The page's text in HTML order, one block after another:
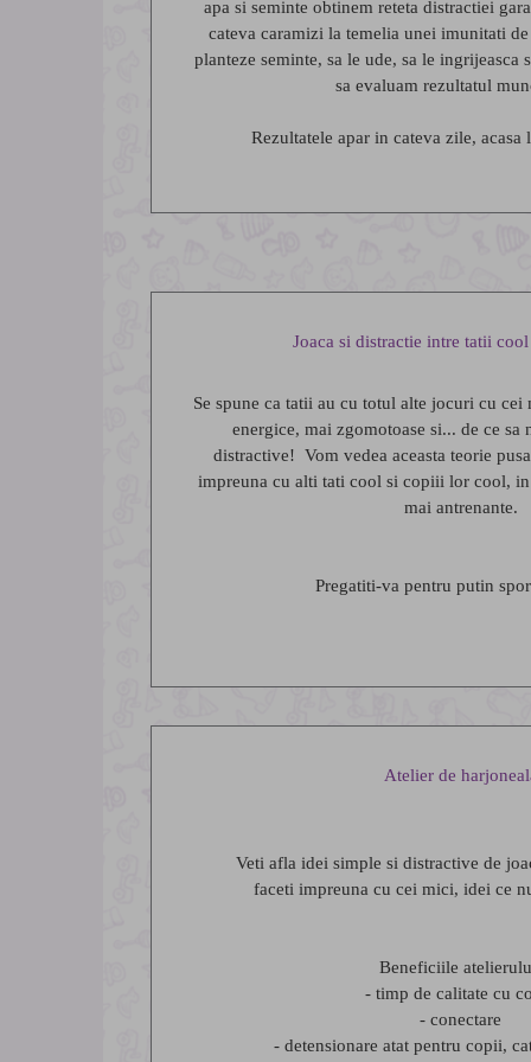
apa si seminte obtinem reteta distractiei
cateva caramizi la temelia unei imunitati
planteze seminte, sa le ude, sa le ingrijeasca
sa evaluam rezultatul
Rezultatele apar in cateva zile,
Joaca si distractie intre tatii
Se spune ca tatii au cu totul alte jocuri cu
energice, mai zgomotoase si... de ce sa
distractive! Vom vedea aceasta teorie
impreuna cu alti tati cool si copiii lor cool,
mai antrenante.
Pregatiti-va pentru putin
Atelier de
Veti afla idei simple si distractive de
faceti impreuna cu cei mici, idei ce
Beneficiile
- timp de calitate cu
- conectare
- detensionare atat pentru copii,